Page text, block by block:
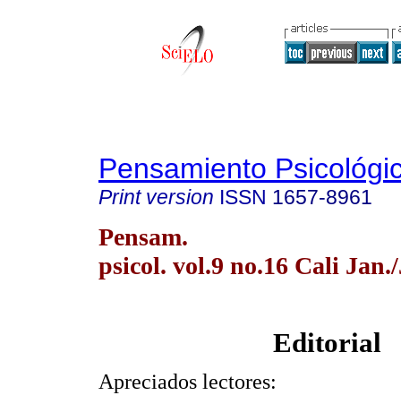
Pensamiento
Print version ISSN 1657-8961
Pensam.
psicol. vol.9 no.16 Cali
Editorial
Apreciados lectores: